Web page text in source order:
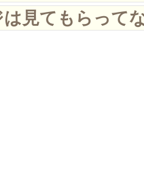
見てもらって